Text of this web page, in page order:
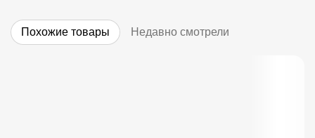
Похожие товары Недавно смотрели